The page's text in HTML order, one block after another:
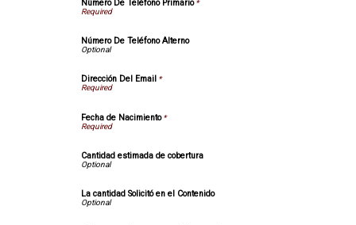
Número De Teléfono Primario*
Número De Teléfono Alterno
Dirección Del Email *
Fecha de Nacimiento*
Cantidad estimada de cobertura
La cantidad Solicitó en el Contenido